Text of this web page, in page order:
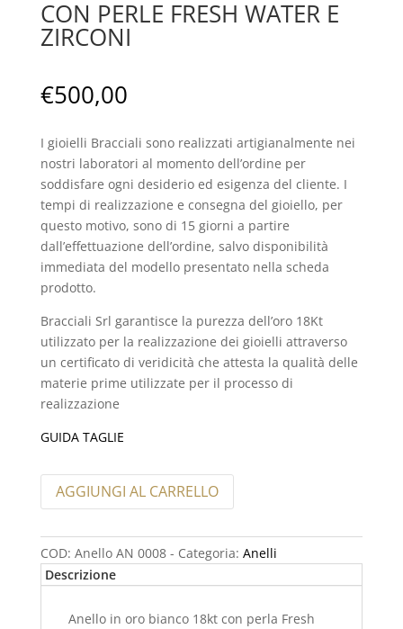
CON PERLE FRESH WATER E
ZIRCONI
€500,00
I gioielli Bracciali sono realizzati artigianalmente nei
nostri laboratori al momento dell’ordine per
soddisfare ogni desiderio ed esigenza del cliente. I
tempi di realizzazione e consegna del gioiello, per
questo motivo, sono di 15 giorni a partire
dall’effettuazione dell’ordine, salvo disponibilità
immediata del modello presentato nella scheda
prodotto.
Bracciali Srl garantisce la purezza dell’oro 18Kt
utilizzato per la realizzazione dei gioielli attraverso
un certificato di veridicità che attesta la qualità delle
materie prime utilizzate per il processo di
realizzazione
GUIDA TAGLIE
AGGIUNGI AL CARRELLO
COD: Anello AN 0008 Categoria: Anelli
Descrizione
Anello in oro bianco 18kt con perla Fresh